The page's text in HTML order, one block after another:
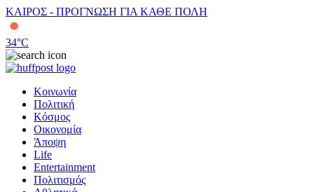
ΚΑΙΡΟΣ - ΠΡΟΓΝΩΣΗ ΓΙΑ ΚΑΘΕ ΠΟΛΗ
34°C
Κοινωνία
Πολιτική
Κόσμος
Οικονομία
Άποψη
Life
Entertainment
Πολιτισμός